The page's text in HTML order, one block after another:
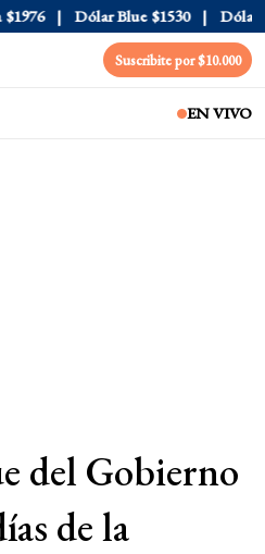
Dólar Blue $1530 Dólar CCL
Suscribite por $10.000
EN VIVO
del Gobierno
de la